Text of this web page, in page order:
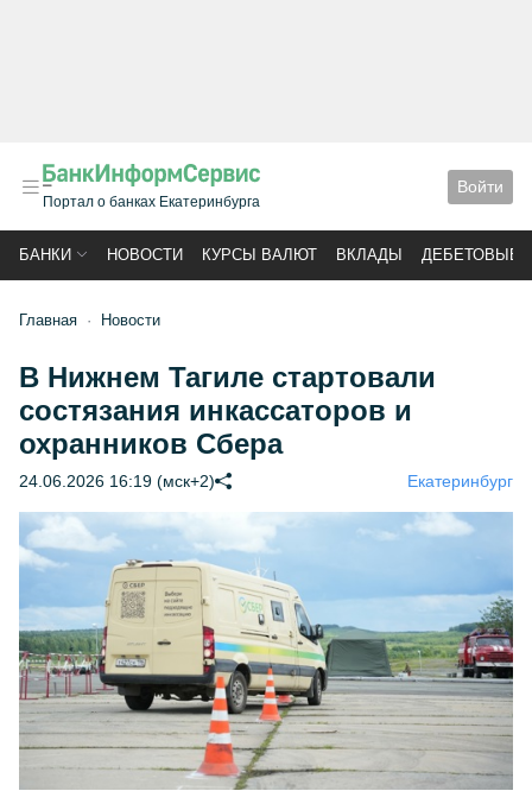
Портал о банках Екатеринбурга
Войти
БАНКИ НОВОСТИ КУРСЫ ВАЛЮТ ВКЛАДЫ ДЕБЕТОВЫЕ
Главная Новости
В Нижнем Тагиле стартовали
состязания инкассаторов и
охранников Сбера
24.06.2026 16:19 (мск+2) Екатеринбург